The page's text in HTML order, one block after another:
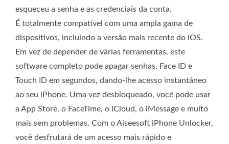
esqueceu a senha e as credenciais da conta.
É totalmente compatível com uma ampla gama de
dispositivos, incluindo a versão mais recente do iOS.
Em vez de depender de várias ferramentas, este
software completo pode apagar senhas, Face ID e
Touch ID em segundos, dando-lhe acesso instantâneo
ao seu iPhone. Uma vez desbloqueado, você pode usar
a App Store, o FaceTime, o iCloud, o iMessage e muito
mais sem problemas. Com o Aiseesoft iPhone Unlocker,
você desfrutará de um acesso mais rápido e